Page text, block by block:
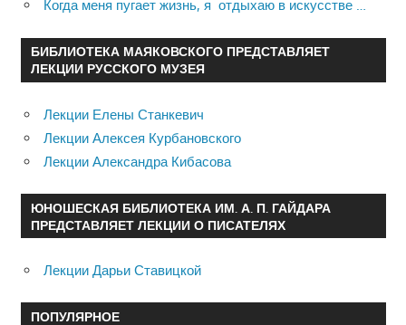
Когда меня пугает жизнь, я отдыхаю в искусстве …
БИБЛИОТЕКА МАЯКОВСКОГО ПРЕДСТАВЛЯЕТ
ЛЕКЦИИ РУССКОГО МУЗЕЯ
Лекции Елены Станкевич
Лекции Алексея Курбановского
Лекции Александра Кибасова
ЮНОШЕСКАЯ БИБЛИОТЕКА ИМ. А. П. ГАЙДАРА
ПРЕДСТАВЛЯЕТ ЛЕКЦИИ О ПИСАТЕЛЯХ
Лекции Дарьи Ставицкой
ПОПУЛЯРНОЕ